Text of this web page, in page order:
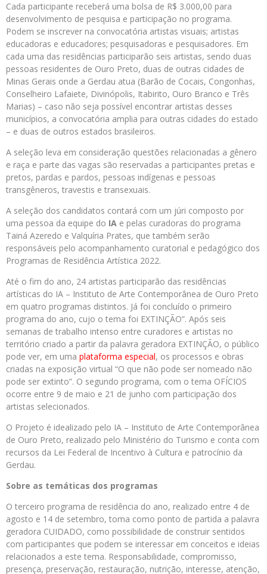
Cada participante receberá uma bolsa de R$ 3.000,00 para
desenvolvimento de pesquisa e participação no programa.
Podem se inscrever na convocatória artistas visuais; artistas
educadoras e educadores; pesquisadoras e pesquisadores. Em
cada uma das residências participarão seis artistas, sendo duas
pessoas residentes de Ouro Preto, duas de outras cidades de
Minas Gerais onde a Gerdau atua (Barão de Cocais, Congonhas,
Conselheiro Lafaiete, Divinópolis, Itabirito, Ouro Branco e Três
Marias) – caso não seja possível encontrar artistas desses
municípios, a convocatória amplia para outras cidades do estado
– e duas de outros estados brasileiros.
A seleção leva em consideração questões relacionadas a gênero
e raça e parte das vagas são reservadas a participantes pretas e
pretos, pardas e pardos, pessoas indígenas e pessoas
transgêneros, travestis e transexuais.
A seleção dos candidatos contará com um júri composto por
uma pessoa da equipe do IA e pelas curadoras do programa
Tainá Azeredo e Valquíria Prates, que também serão
responsáveis pelo acompanhamento curatorial e pedagógico dos
Programas de Residência Artística 2022.
Até o fim do ano, 24 artistas participarão das residências
artísticas do IA – Instituto de Arte Contemporânea de Ouro Preto
em quatro programas distintos. Já foi concluído o primeiro
programa do ano, cujo o tema foi EXTINÇÃO”. Após seis
semanas de trabalho intenso entre curadores e artistas no
território criado a partir da palavra geradora EXTINÇÃO, o público
pode ver, em uma plataforma especial, os processos e obras
criadas na exposição virtual “O que não pode ser nomeado não
pode ser extinto”. O segundo programa, com o tema OFÍCIOS
ocorre entre 9 de maio e 21 de junho com participação dos
artistas selecionados.
O Projeto é idealizado pelo IA – Instituto de Arte Contemporânea
de Ouro Preto, realizado pelo Ministério do Turismo e conta com
recursos da Lei Federal de Incentivo à Cultura e patrocínio da
Gerdau.
Sobre as temáticas dos programas
O terceiro programa de residência do ano, realizado entre 4 de
agosto e 14 de setembro, toma como ponto de partida a palavra
geradora CUIDADO, como possibilidade de construir sentidos
com participantes que podem se interessar em conceitos e ideias
relacionados a este tema. Responsabilidade, compromisso,
presença, preservação, restauração, nutrição, interesse, atenção,